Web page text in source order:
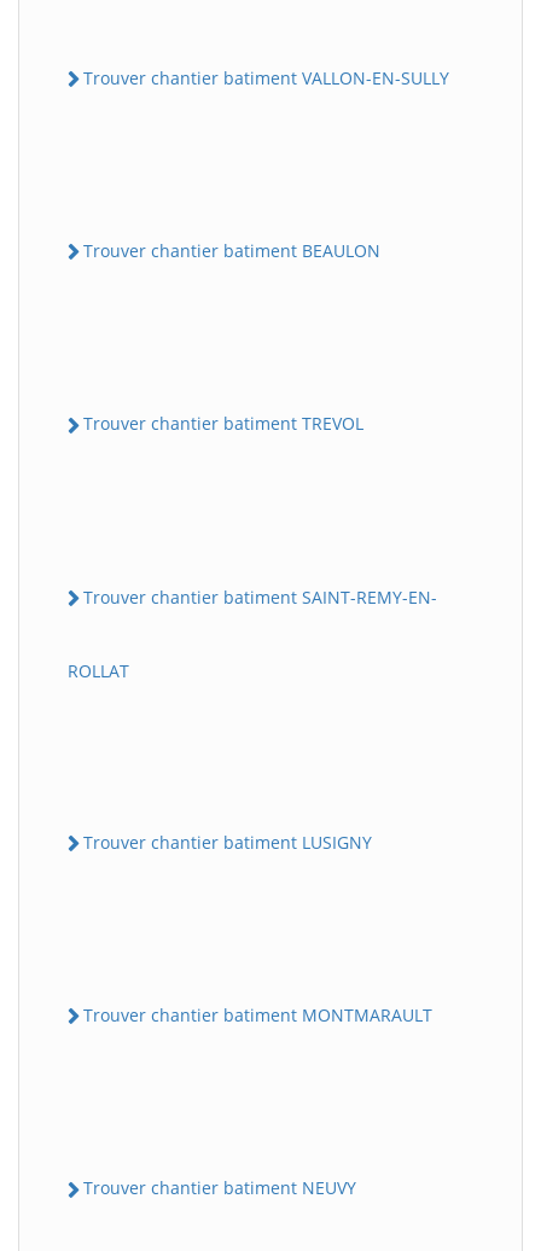
Trouver chantier batiment VALLON-EN-SULLY
Trouver chantier batiment BEAULON
Trouver chantier batiment TREVOL
Trouver chantier batiment SAINT-REMY-EN-
ROLLAT
Trouver chantier batiment LUSIGNY
Trouver chantier batiment MONTMARAULT
Trouver chantier batiment NEUVY